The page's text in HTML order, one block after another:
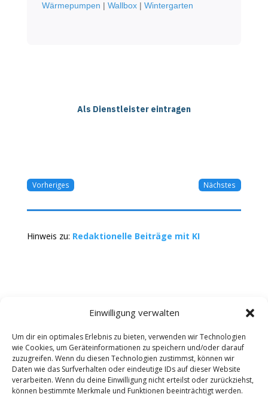
Einwilligung verwalten
Um dir ein optimales Erlebnis zu bieten, verwenden wir Technologien
wie Cookies, um Geräteinformationen zu speichern und/oder darauf
zuzugreifen. Wenn du diesen Technologien zustimmst, können wir
Daten wie das Surfverhalten oder eindeutige IDs auf dieser Website
verarbeiten. Wenn du deine Einwilligung nicht erteilst oder zurückziehst,
können bestimmte Merkmale und Funktionen beeinträchtigt werden.
Wärmepumpen | Wallbox| Wintergarten
Als Dienstleister eintragen
Vorheriges Nächstes
Hinweis zu: Redaktionelle Beiträge mit KI
Kontakt Impressum
Datenschutz
Werbung buchen
AGB
Copyright 2025-2026 | Web24 Consulting AVO UG |